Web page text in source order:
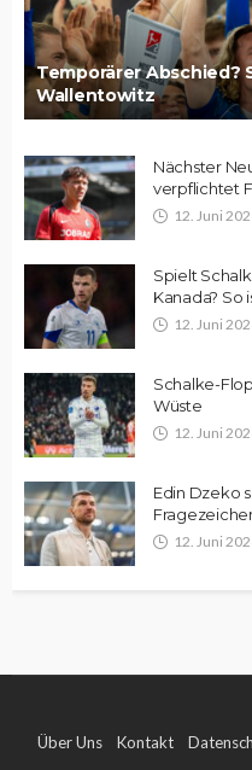
Temporärer Abschied?
Wallentowitz
Nächster
verpflichtet
12. Juni
Spielt
Kanada? So
12. Juni
Schalke-
Wüste
12. Juni
Edin Dzeko
12. Juni
Über Uns Kontakt